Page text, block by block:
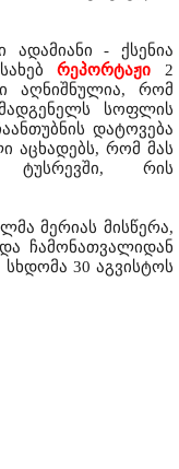
- ქსენია
რეპორტაჟი 2
აღნიშნულია, რომ
სოფლის
დატოვება
აცხადებს, რომ მას
რის
მერიას მისწერა,
ჩამონათვალიდან
30 აგვისტოს